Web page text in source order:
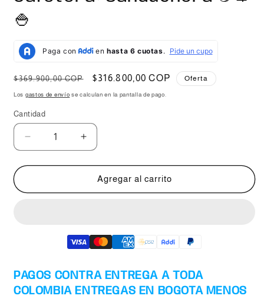
🍚
Precio
habitual
$369.900,00 COP
Precio
de
$316.800,00 COP Oferta
Los gastos de envío se calculan en la pantalla de pago.
Cantidad
Reducir
cantidad
para
KALLEY
Sanduchera
☕️
Aumentar
cantidad
para
Combo
KALLEY
Tazas
+
Sanduchera
☕️
Agregar al carrito
PAGOS CONTRA ENTREGA A TODA
COLOMBIA ENTREGAS EN BOGOTA MENOS